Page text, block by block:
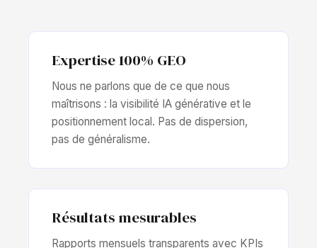
Expertise 100% GEO
Nous ne parlons que de ce que nous
maîtrisons : la visibilité IA générative et le
positionnement local. Pas de dispersion,
pas de généralisme.
Résultats mesurables
Rapports mensuels transparents avec KPIs